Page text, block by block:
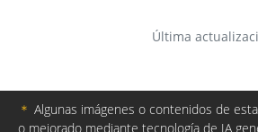
Última
＊ Algunas imágenes o contenidos de
o mejorado mediante tecnología de IA